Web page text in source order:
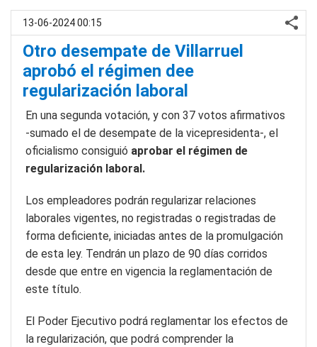
13-06-2024 00:15
Otro desempate de Villarruel
aprobó el régimen dee
regularización laboral
En una segunda votación, y con 37 votos afirmativos
-sumado el de desempate de la vicepresidenta-, el
oficialismo consiguió aprobar el régimen de
regularización laboral.
Los empleadores podrán regularizar relaciones
laborales vigentes, no registradas o registradas de
forma deficiente, iniciadas antes de la promulgación
de esta ley. Tendrán un plazo de 90 días corridos
desde que entre en vigencia la reglamentación de
este título.
El Poder Ejecutivo podrá reglamentar los efectos de
la regularización, que podrá comprender la